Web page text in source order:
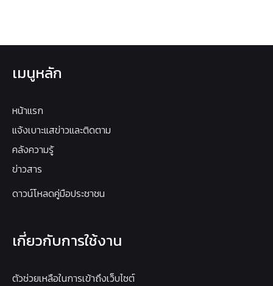
เมนูหลัก
หน้าแรก
แจ้งเบาะแสข่าวและติดตาม
คลังความรู้
ข่าวสาร
ดาวน์โหลดคู่มือประชาชน
เกี่ยวกับการใช้งาน
ตัวช่วยเหลือในการเข้าถึงเว็บไซต์